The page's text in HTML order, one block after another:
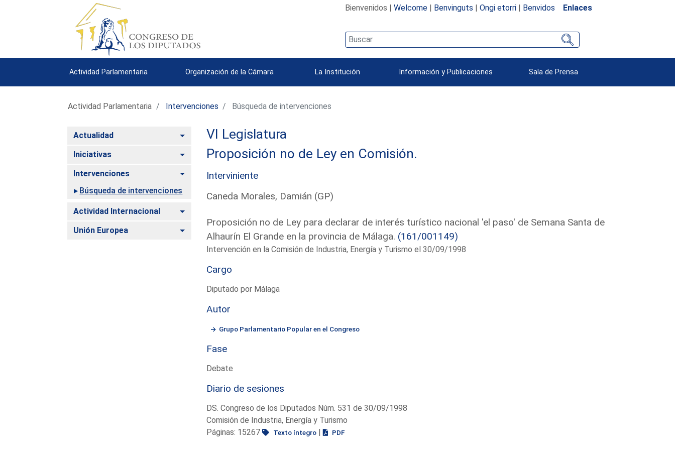
Bienvenidos | Welcome| Benvinguts | Ongi etorri| Benvidos Enlaces
Actividad Parlamentaria Organización de la Cámara La Institución Información y Publicaciones Sala de Prensa
Actividad Parlamentaria Intervenciones Búsqueda de intervenciones
Actualidad Alternar
Iniciativas Alternar
Intervenciones
Alternar
Búsqueda de intervenciones
Actividad Internacional Alternar
Unión Europea Alternar
VI Legislatura
Proposición no de Ley en Comisión.
Interviniente
Caneda Morales, Damián (GP)
Proposición no de Ley para declarar de interés turístico nacional 'el paso' de Semana Santa de
Alhaurín El Grande en la provincia de Málaga. (161/001149)
Intervención en la Comisión de Industria, Energía y Turismo el 30/09/1998
Cargo
Diputado por Málaga
Autor
Grupo Parlamentario Popular en el Congreso
Fase
Debate
Diario de sesiones
DS. Congreso de los Diputados Núm. 531 de 30/09/1998
Comisión de Industria, Energía y Turismo
Páginas: 15267
Texto íntegro| PDF